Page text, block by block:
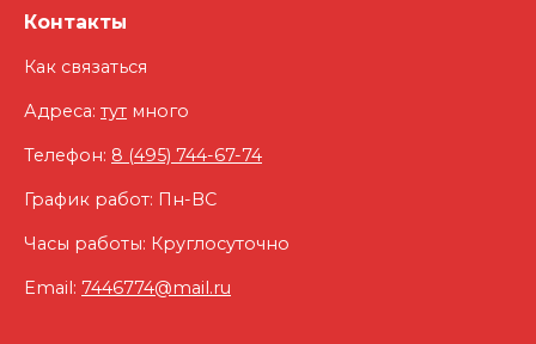
Контакты
Как связаться
Адреса: тут много
Телефон: 8 (495) 744-67-74
График работ: Пн-ВС
Часы работы: Круглосуточно
Email: 7446774@mail.ru